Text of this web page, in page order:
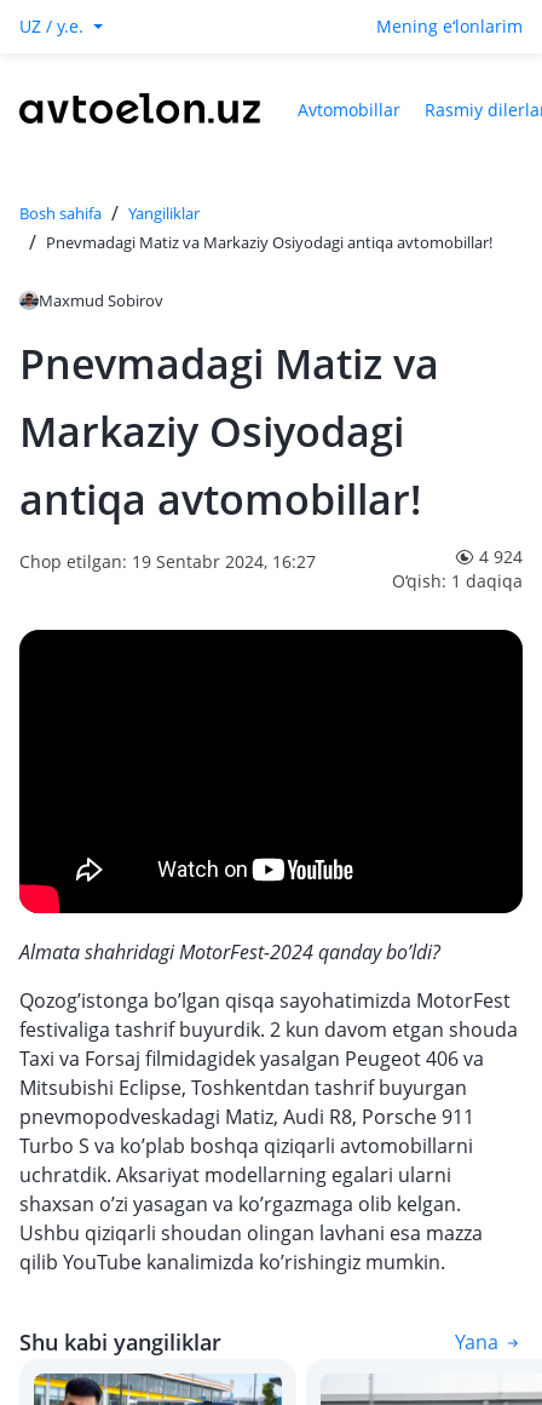
UZ / y.e. Mening e‘lonlarim
Avtomobillar Rasmiy
Bosh sahifa / Yangiliklar
/ Pnevmadagi Matiz va Markaziy Osiyodagi antiqa avtomobillar!
Maxmud Sobirov
Pnevmadagi Matiz va
Markaziy Osiyodagi
antiqa avtomobillar!
Chop etilgan: 19 Sentabr 2024, 16:27
4 924
O‘qish: 1 daqiqa
Almata shahridagi MotorFest-2024 qanday bo’ldi?
Qozog’istonga bo’lgan qisqa sayohatimizda MotorFest
festivaliga tashrif buyurdik. 2 kun davom etgan shouda
Taxi va Forsaj filmidagidek yasalgan Peugeot 406 va
Mitsubishi Eclipse, Toshkentdan tashrif buyurgan
pnevmopodveskadagi Matiz, Audi R8, Porsche 911
Turbo S va ko’plab boshqa qiziqarli avtomobillarni
uchratdik. Aksariyat modellarning egalari ularni
shaxsan o’zi yasagan va ko’rgazmaga olib kelgan.
Ushbu qiziqarli shoudan olingan lavhani esa mazza
qilib YouTube kanalimizda ko’rishingiz mumkin.
Shu kabi yangiliklar Yana